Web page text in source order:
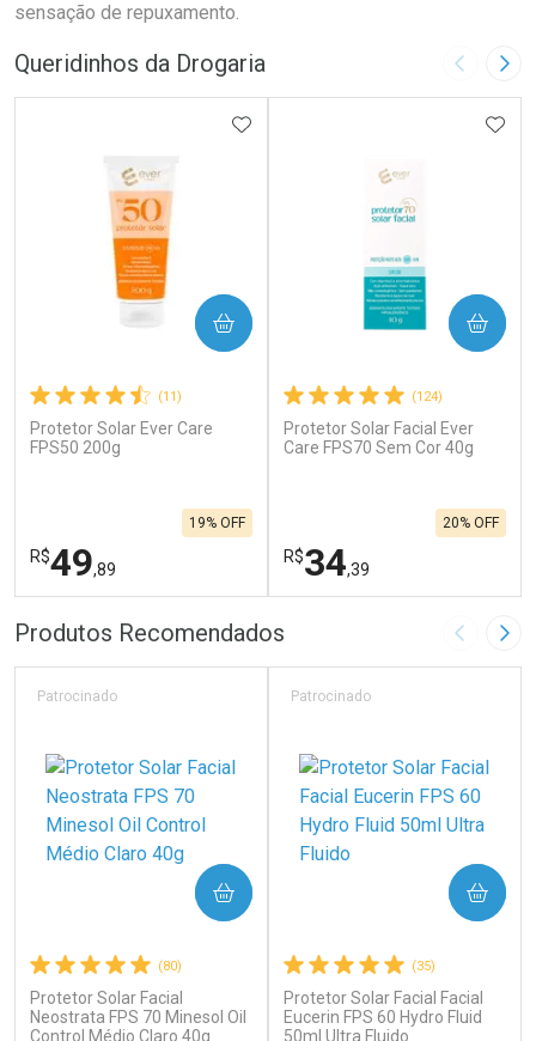
sensação de repuxamento.
Queridinhos da Drogaria Imagem
(11)
Protetor Solar Ever Care
FPS50 200g
R$49,89
19% OFF
ADICIONAR AOS FAVORITOS
COMPRAR
FECHAR
Laboratório
Ativar Desconto
FECHAR
Por Menos
Comprar sem Desconto
(124)
Protetor Solar Facial Ever
Care FPS70 Sem Cor 40g
R$34,39
20% OFF
COMPRAR
Laboratório
Ativar Desconto
Por Menos
Comprar sem Desconto
Produtos Recomendados Imagem
(80)
Protetor Solar Facial
Neostrata FPS 70 Minesol Oil
Control Médio Claro 40g
Patrocinado
COMPRAR
(35)
Protetor Solar Facial Facial
Eucerin FPS 60 Hydro Fluid
50ml Ultra Fluido
Patrocinado
COMPRAR